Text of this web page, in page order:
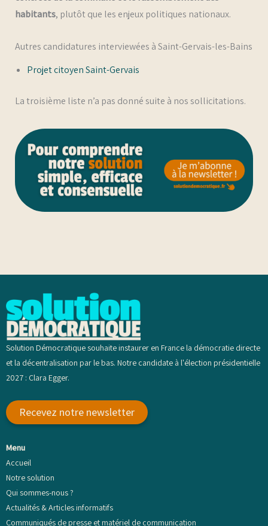
habitants, plutôt que les enjeux politiques nationaux.
Autres candidatures interviewées à Saint-Gervais-les-Bains
Projet citoyen Saint-Gervais
La troisième liste n’a pas donné suite à nos sollicitations.
Solution Démocratique souhaite instaurer en France la démocratie directe
et la décentralisation par le bas. Notre candidate à l'élection présidentielle
2027 : Clara Egger.
Recevez notre newsletter
Menu
Accueil
Notre solution
Qui sommes-nous ?
Actualités & Articles informatifs
Communiqués de presse et matériel de communication